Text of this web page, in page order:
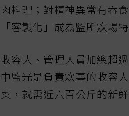
肉料理；對精神異常有吞
「客製化」成為監所炊場
收容人、管理人員加總超
中監光是負責炊事的收容
菜，就需近六百公斤的新